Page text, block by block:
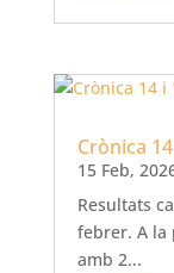
Crònica
15 Feb,
Resultats
febrer. A la
amb 2...